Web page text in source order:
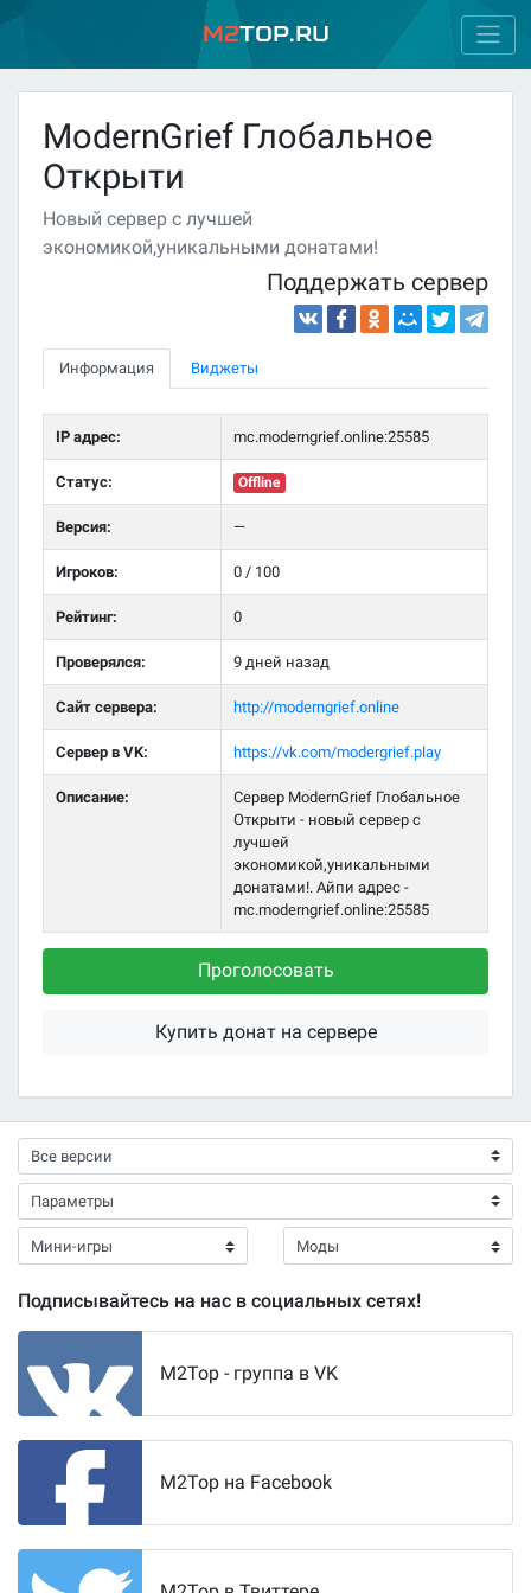
M2Top.ru
ModernGrief Глобальное
Открыти
Новый сервер с лучшей
экономикой,уникальными донатами!
Поддержать сервер
Информация Виджеты
IP адрес: mc.moderngrief.online:25585
Статус: Offline
Версия: —
Игроков: 0 / 100
Рейтинг: 0
Проверялся: 9 дней назад
Сайт сервера: http://moderngrief.online
Сервер в VK: https://vk.com/modergrief.play
Описание:
Сервер ModernGrief Глобальное
Открыти - новый сервер с
лучшей
экономикой,уникальными
донатами!. Айпи адрес -
mc.moderngrief.online:25585
Проголосовать
Купить донат на сервере
Подписывайтесь на нас в социальных сетях!
M2Top - группа в VK
M2Top на Facebook